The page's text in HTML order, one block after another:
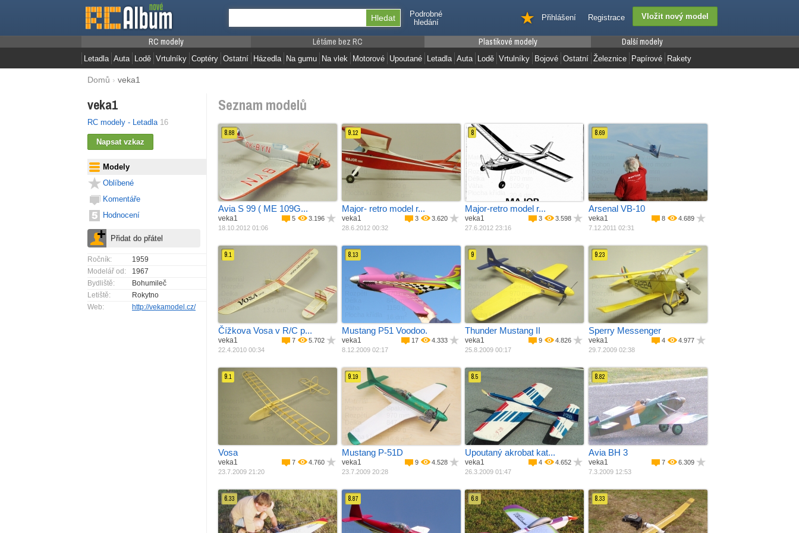
Podrobné
hledání
Registrace
Přihlášení
RC modely
Letadla Auta Lodě Vrtulníky Coptéry Ostatní
Létáme bez RC
Házedla Na gumu Na vlek Motorové Upoutané
Plastikové modely
Letadla Auta Lodě Vrtulníky Bojové Ostatní
Další modely
Železnice Papírové Rakety
Domů › veka1
veka1
RC modely - Letadla 16
Modely
Oblíbené
Komentáře
Hodnocení
Ročník:
1959
Modelář od:
1967
Bydliště:
Bohumileč
Letiště:
Rokytno
Web:
http://vekamodel.cz/
Seznam modelů
Materiál
Laminát + balza
Pohon
Spalovací ­ motor
1060 mm
810 mm
1200 g
Plocha křídla
17.4 dm
8.88
Avia S 99 ( ME 109G...
5 3.196
veka1
18.10.2012 01:06
Materiál
Jiný materiál
Pohon
Elektro motor
Rozpětí
1200 mm
Délka
870 mm
Váha
9.12
Major- retro model r...
3 3.620
veka1
28.6.2012 00:32
Materiál
Jiný materiál
Pohon
Elektro motor
Rozpětí
1200 mm
Váha
8
Major-retro model r...
3 3.598
veka1
27.6.2012 23:16
Jiný materiál
Elektro motor
1290 mm
1070 mm
1800 g
Plocha křídla
27 dm2
8.69
Arsenal VB-10
8 4.689
veka1
7.12.2011 02:31
Jiný materiál
1070 mm
680 mm
Váha
300 g
Plocha křídla
9.1
Čížkova Vosa v R/C p...
7 5.702
veka1
22.4.2010 00:34
Materiál
Celokompozit
Pohon
Elektro motor
870 mm
847 mm
1150 g
8.13
Mustang P51 Voodoo.
17 4.333
veka1
8.12.2009 02:17
Materiál
Celokompozit
Elektro motor
Délka
847 mm
Váha
1180 g
Plocha křídla 16.8 dm
9
Thunder Mustang II
9 4.826
veka1
25.8.2009 00:17
Materiál
Balza + potah
Pohon
Jiný pohon
Rozpětí
570 mm
520 mm
Váha
106 g
Plocha křídla
10 dm2
9.23
Sperry Messenger
4 4.977
veka1
29.7.2009 02:38
Jiný materiál
Bez pohonu
1070 mm
680 mm
9.1
Vosa
7 4.760
veka1
23.7.2009 21:20
Materiál
Celokompozit
Spalovací ­ motor
Délka
847 mm
Váha
1350 g
Plocha křídla 16.8 dm
9.19
Mustang P-51D
9 4.528
veka1
23.7.2009 20:28
Laminát + balza
Pohon
Spalovací ­ motor
Rozpětí
1500 mm
Délka
1100 mm
Váha
1650 g
Plocha křídla
46.5 dm 2
8.5
Upoutaný akrobat kat...
4 4.652
veka1
26.3.2009 01:47
Materiál
Balza + potah
Pohon
Spalovací ­ motor
Rozpětí
1150 mm
Délka
785 mm
Váha
1250 g
Plocha křídla
23 dm2
8.82
Avia BH 3
7 6.309
veka1
7.3.2009 12:53
Materiál
Jiný materiál
Pohon
Elektro motor
6.33
Materiál
Celokompozit
Elektro motor
8.87
Materiál
Celokompozit
Pohon
Elektro motor
6.8
Materiál
Balza + potah
Pohon
Elektro motor
8.33